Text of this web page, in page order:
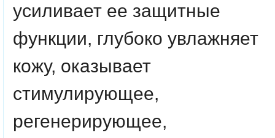
усиливает ее защитные
функции, глубоко увлажняет
кожу, оказывает
стимулирующее,
регенерирующее,